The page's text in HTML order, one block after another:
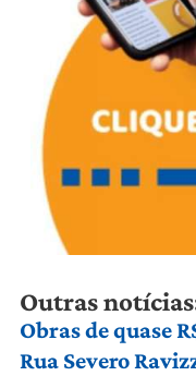
Outras
Obras de quase
Rua Severo